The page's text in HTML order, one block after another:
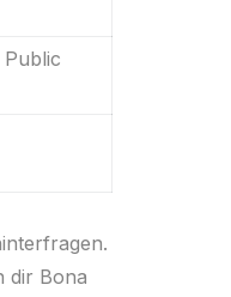
dir Bona